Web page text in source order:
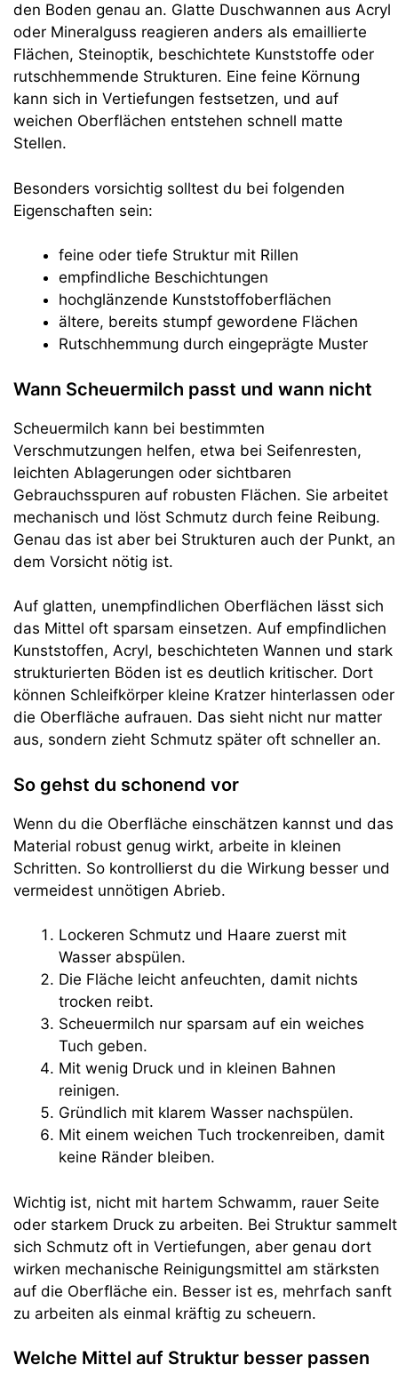
den Boden genau an. Glatte Duschwannen aus Acryl
oder Mineralguss reagieren anders als emaillierte
Flächen, Steinoptik, beschichtete Kunststoffe oder
rutschhemmende Strukturen. Eine feine Körnung
kann sich in Vertiefungen festsetzen, und auf
weichen Oberflächen entstehen schnell matte
Stellen.
Besonders vorsichtig solltest du bei folgenden
Eigenschaften sein:
feine oder tiefe Struktur mit Rillen
empfindliche Beschichtungen
hochglänzende Kunststoffoberflächen
ältere, bereits stumpf gewordene Flächen
Rutschhemmung durch eingeprägte Muster
Wann Scheuermilch passt und wann nicht
Scheuermilch kann bei bestimmten
Verschmutzungen helfen, etwa bei Seifenresten,
leichten Ablagerungen oder sichtbaren
Gebrauchsspuren auf robusten Flächen. Sie arbeitet
mechanisch und löst Schmutz durch feine Reibung.
Genau das ist aber bei Strukturen auch der Punkt, an
dem Vorsicht nötig ist.
Auf glatten, unempfindlichen Oberflächen lässt sich
das Mittel oft sparsam einsetzen. Auf empfindlichen
Kunststoffen, Acryl, beschichteten Wannen und stark
strukturierten Böden ist es deutlich kritischer. Dort
können Schleifkörper kleine Kratzer hinterlassen oder
die Oberfläche aufrauen. Das sieht nicht nur matter
aus, sondern zieht Schmutz später oft schneller an.
So gehst du schonend vor
Wenn du die Oberfläche einschätzen kannst und das
Material robust genug wirkt, arbeite in kleinen
Schritten. So kontrollierst du die Wirkung besser und
vermeidest unnötigen Abrieb.
Lockeren Schmutz und Haare zuerst mit
Wasser abspülen.
Die Fläche leicht anfeuchten, damit nichts
trocken reibt.
Scheuermilch nur sparsam auf ein weiches
Tuch geben.
Mit wenig Druck und in kleinen Bahnen
reinigen.
Gründlich mit klarem Wasser nachspülen.
Mit einem weichen Tuch trockenreiben, damit
keine Ränder bleiben.
Wichtig ist, nicht mit hartem Schwamm, rauer Seite
oder starkem Druck zu arbeiten. Bei Struktur sammelt
sich Schmutz oft in Vertiefungen, aber genau dort
wirken mechanische Reinigungsmittel am stärksten
auf die Oberfläche ein. Besser ist es, mehrfach sanft
zu arbeiten als einmal kräftig zu scheuern.
Welche Mittel auf Struktur besser passen